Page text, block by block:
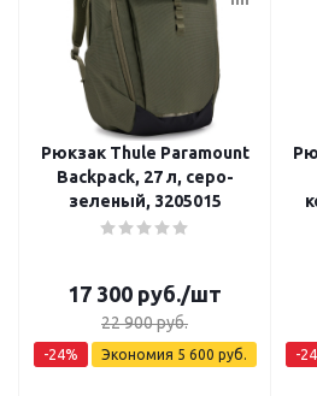
Рюкзак Thule Paramount
Backpack, 27 л, серо-
зеленый, 3205015
17 300 руб./шт
22 900руб.
-24% Экономия 5 600 руб. -24